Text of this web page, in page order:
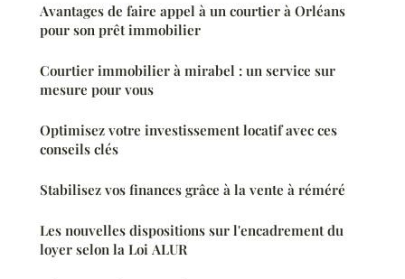
Avantages de faire appel à un courtier à Orléans
pour son prêt immobilier
Courtier immobilier à mirabel : un service sur
mesure pour vous
Optimisez votre investissement locatif avec ces
conseils clés
Stabilisez vos finances grâce à la vente à réméré
Les nouvelles dispositions sur l'encadrement du
loyer selon la Loi ALUR